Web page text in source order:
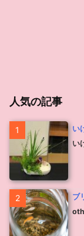
人気の記事
1
い
い
2
ブ